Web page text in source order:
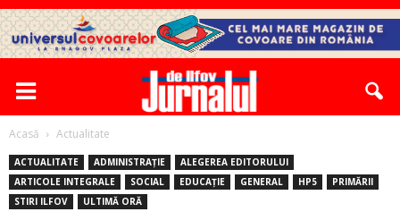
Acasă Actualitate
ACTUALITATE ADMINISTRAȚIE
ALEGEREA EDITORULUI
ARTICOLE INTEGRALE
SOCIAL EDUCAȚIE GENERAL HP5
PRIMĂRII
STIRI ILFOV
ULTIMĂ ORĂ